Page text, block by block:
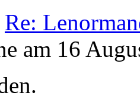
Re:
am 16